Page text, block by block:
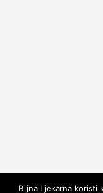
Biljna Ljekarna koristi